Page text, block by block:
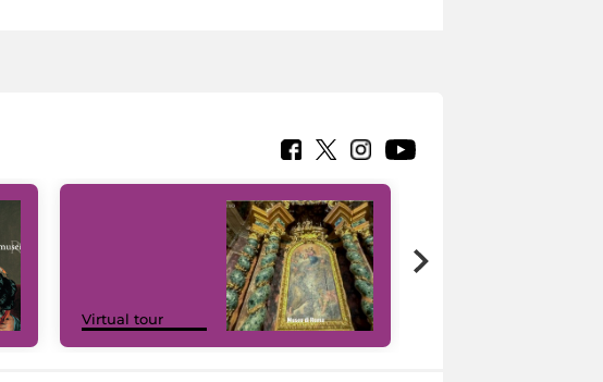
Virtual tour